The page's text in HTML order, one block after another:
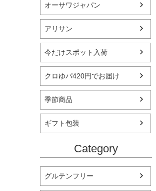
オーサワジャパン
アリサン
今だけスポット入荷
クロゆパ420円でお届け
季節商品
ギフト包装
Category
グルテンフリー